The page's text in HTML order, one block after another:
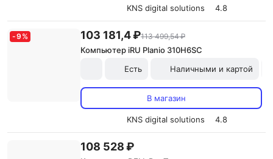
KNS digital solutions 4.8
-9 % 103 181,4 ₽113 499,54 ₽
Компьютер iRU Planio 310H6SC
Есть
Наличными и картой
В магазин
KNS digital solutions 4.8
108 528 ₽